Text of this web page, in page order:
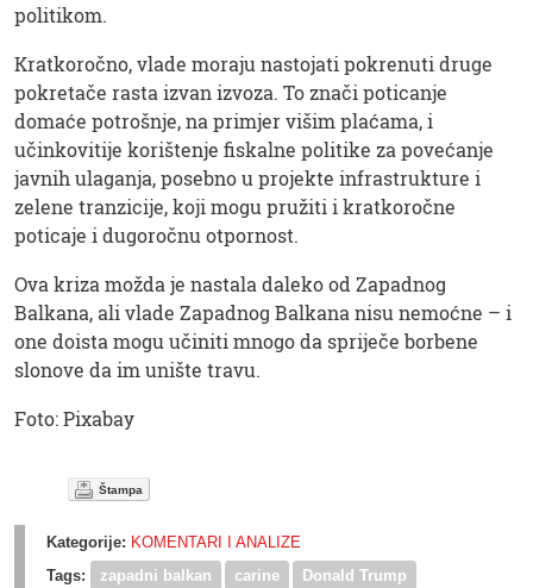
politikom.
Kratkoročno, vlade moraju nastojati pokrenuti druge
pokretače rasta izvan izvoza. To znači poticanje
domaće potrošnje, na primjer višim plaćama, i
učinkovitije korištenje fiskalne politike za povećanje
javnih ulaganja, posebno u projekte infrastrukture i
zelene tranzicije, koji mogu pružiti i kratkoročne
poticaje i dugoročnu otpornost.
Ova kriza možda je nastala daleko od Zapadnog
Balkana, ali vlade Zapadnog Balkana nisu nemoćne – i
one doista mogu učiniti mnogo da spriječe borbene
slonove da im unište travu.
Foto: Pixabay
Štampa
Kategorije: KOMENTARI I ANALIZE
Tags:
zapadni balkan carine
Donald Trump